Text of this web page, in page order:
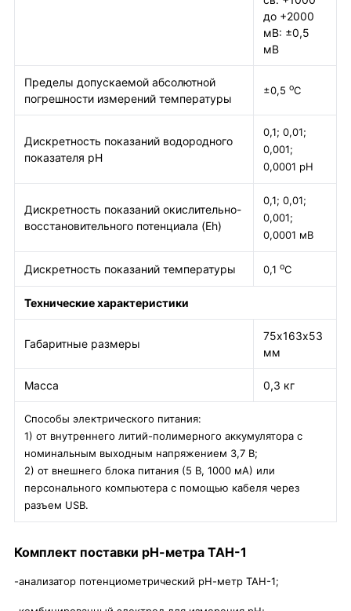
до +2000
мВ: ±0,5
мВ
Пределы допускаемой абсолютной
погрешности измерений температуры
±0,5 оС
Дискретность показаний водородного
показателя рН
0,1; 0,01;
0,001;
0,0001 рН
Дискретность показаний окислительно-
восстановительного потенциала (Eh)
0,1; 0,01;
0,001;
0,0001 мВ
Дискретность показаний температуры 0,1 оС
Технические характеристики
Габаритные размеры
75х163х53
мм
Масса 0,3 кг
Способы электрического питания:
1) от внутреннего литий-полимерного аккумулятора с
номинальным выходным напряжением 3,7 В;
2) от внешнего блока питания (5 В, 1000 мА) или
персонального компьютера с помощью кабеля через
разъем USB.
Комплект поставки рН-метра ТАН-1
-анализатор потенциометрический рН-метр ТАН-1;